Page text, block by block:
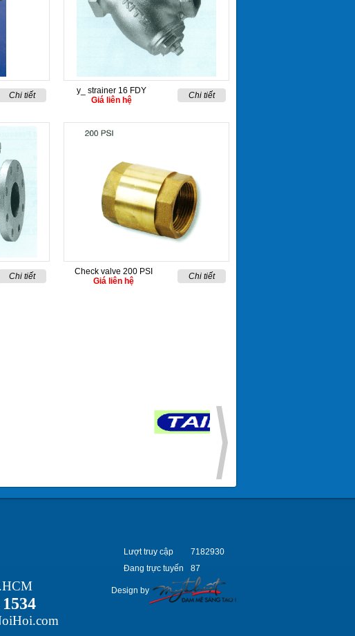
Chi tiết
y_ strainer 16 FDY
Giá liên hệ
Chi tiết
Chi tiết
Check valve 200 PSI
Giá liên hệ
Chi tiết
Lượt truy cập
7182930
Đang trực tuyến
87
Design by